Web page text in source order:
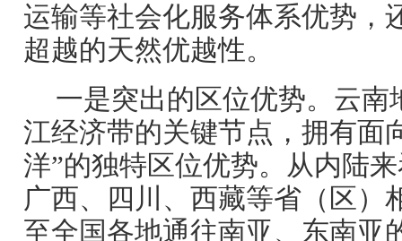
运输等社会化服务体系优势，
超越的天然优越性。
一是突出的区位优势。云南
江经济带的关键节点，拥有面
洋”的独特区位优势。从内陆
广西、四川、西藏等省（区）
至全国各地通往南亚、东南亚